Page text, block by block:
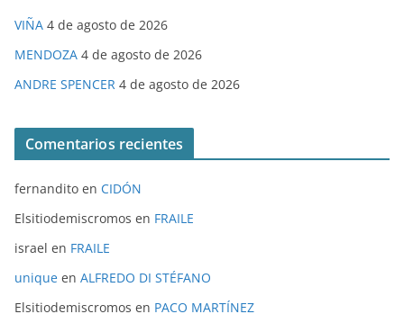
VIÑA 4 de agosto de 2026
MENDOZA 4 de agosto de 2026
ANDRE SPENCER 4 de agosto de 2026
Comentarios recientes
fernandito en CIDÓN
Elsitiodemiscromos en FRAILE
israel en FRAILE
unique en ALFREDO DI STÉFANO
Elsitiodemiscromos en PACO MARTÍNEZ